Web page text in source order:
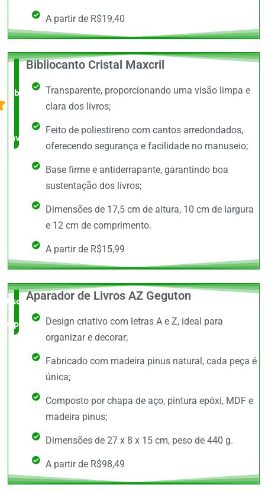
A partir de R$19,40
O +
barato,
avaliado!
Bibliocanto Cristal Maxcril
Transparente, proporcionando uma visão limpa e
clara dos livros;
Feito de poliestireno com cantos arredondados,
oferecendo segurança e facilidade no manuseio;
Base firme e antiderrapante, garantindo boa
sustentação dos livros;
Dimensões de 17,5 cm de altura, 10 cm de largura
e 12 cm de comprimento.
A partir de R$15,99
Escolha do
especialista
Aparador de Livros AZ Geguton
Design criativo com letras A e Z, ideal para
organizar e decorar;
Fabricado com madeira pinus natural, cada peça é
única;
Composto por chapa de aço, pintura epóxi, MDF e
madeira pinus;
Dimensões de 27 x 8 x 15 cm, peso de 440 g.
A partir de R$98,49